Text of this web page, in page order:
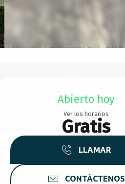
Abierto hoy
Ver los horarios
Gratis
LLAMAR
CONTÁCTENOS